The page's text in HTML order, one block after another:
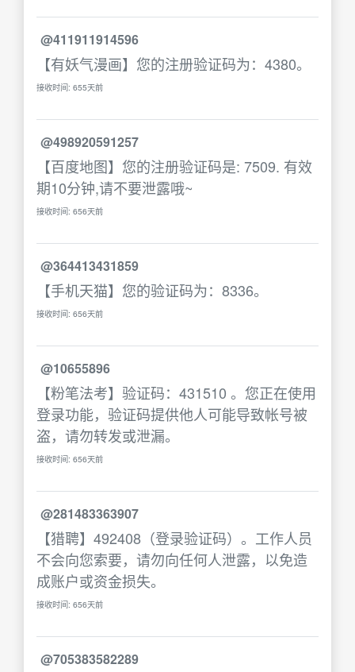
@411911914596
【有妖气漫画】您的注册验证码为：4380。
接收时间: 655天前
@498920591257
【百度地图】您的注册验证码是: 7509. 有效
期10分钟,请不要泄露哦~
接收时间: 656天前
@364413431859
【手机天猫】您的验证码为：8336。
接收时间: 656天前
@10655896
【粉笔法考】验证码：431510 。您正在使用
登录功能，验证码提供他人可能导致帐号被
盗，请勿转发或泄漏。
接收时间: 656天前
@281483363907
【猎聘】492408（登录验证码）。工作人员
不会向您索要，请勿向任何人泄露，以免造
成账户或资金损失。
接收时间: 656天前
@705383582289